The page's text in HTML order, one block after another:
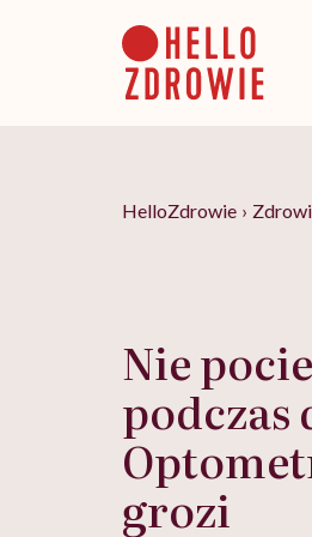
HelloZdrowie ›
Nie
podczas
grozi